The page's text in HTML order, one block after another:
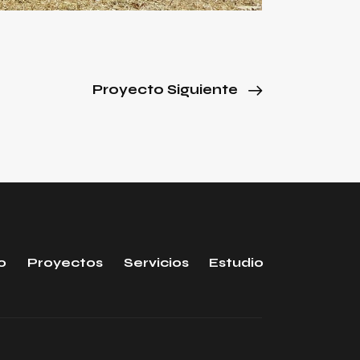
Proyecto Siguiente
Proyectos Servicios Estudio